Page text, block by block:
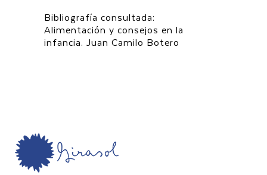
Bibliografía consultada:
Alimentación y consejos en la
infancia. Juan Camilo Botero